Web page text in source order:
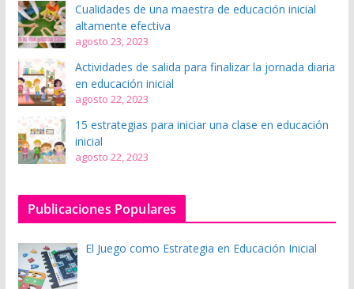
Cualidades de una maestra de educación inicial
altamente efectiva
agosto 23, 2023
Actividades de salida para finalizar la jornada diaria
en educación inicial
agosto 22, 2023
15 estrategias para iniciar una clase en educación
inicial
agosto 22, 2023
Publicaciones Populares
El Juego como Estrategia en Educación Inicial